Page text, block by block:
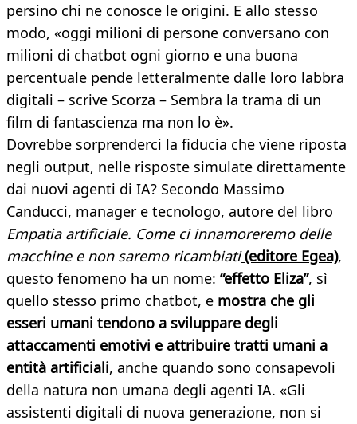
persino chi ne conosce le origini. E allo stesso
modo, «oggi milioni di persone conversano con
milioni di chatbot ogni giorno e una buona
percentuale pende letteralmente dalle loro labbra
digitali – scrive Scorza – Sembra la trama di un
film di fantascienza ma non lo è».
Dovrebbe sorprenderci la fiducia che viene riposta
negli output, nelle risposte simulate direttamente
dai nuovi agenti di IA? Secondo Massimo
Canducci, manager e tecnologo, autore del libro
Empatia artificiale. Come ci innamoreremo delle
macchine e non saremo ricambiati (editore Egea),
questo fenomeno ha un nome: “effetto Eliza”, sì
quello stesso primo chatbot, e mostra che gli
esseri umani tendono a sviluppare degli
attaccamenti emotivi e attribuire tratti umani a
entità artificiali, anche quando sono consapevoli
della natura non umana degli agenti IA. «Gli
assistenti digitali di nuova generazione, non si